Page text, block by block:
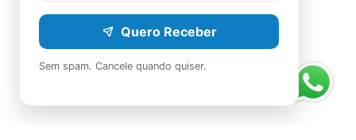
Quero Receber
Sem spam. Cancele quando quiser.